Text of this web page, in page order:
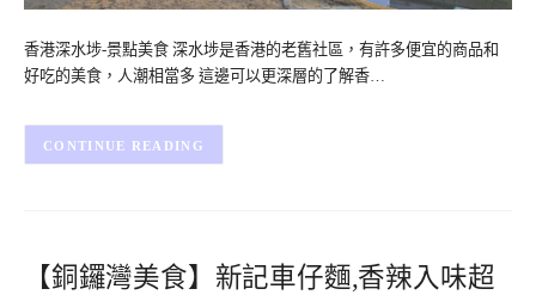
香港深水埗-景點美食 深水埗是香港的老舊社區，有許多便宜的商品和
好吃的美食，人潮相當多 這邊可以更深層的了解香…
CONTINUE READING
【銅鑼灣美食】新記車仔麵,香辣入味超